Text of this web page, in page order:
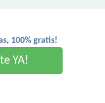
100% gratis!
YA!